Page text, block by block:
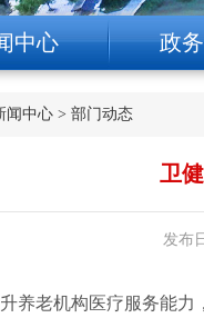
中心 政
闻中心 > 部门动态
卫
发布
养老机构医疗服务能